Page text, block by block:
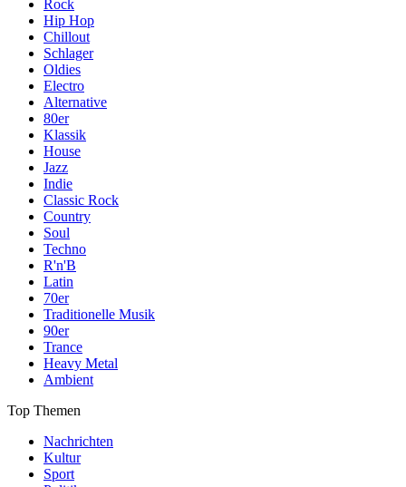
Rock
Hip Hop
Chillout
Schlager
Oldies
Electro
Alternative
80er
Klassik
House
Jazz
Indie
Classic Rock
Country
Soul
Techno
R'n'B
Latin
70er
Traditionelle Musik
90er
Trance
Heavy Metal
Ambient
Top Themen
Nachrichten
Kultur
Sport